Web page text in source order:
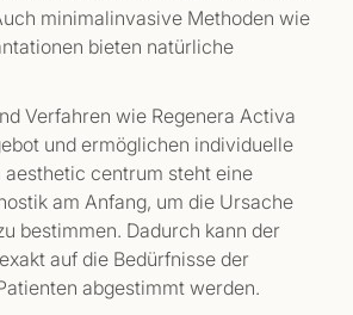
minimalinvasive Methoden wie
bieten natürliche
Verfahren wie Regenera Activa
und ermöglichen individuelle
aesthetic centrum steht eine
am Anfang, um die Ursache
bestimmen. Dadurch kann der
auf die Bedürfnisse der
abgestimmt werden.